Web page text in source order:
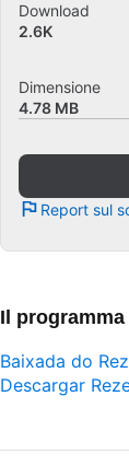
Download
2.6K
Dimensione
4.78 MB
Report sul
Il
Baixada do
Descargar